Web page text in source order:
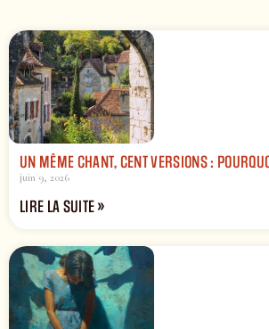
UN MÊME CHANT, CENT VERSIONS :
juin 9, 2026
LIRE LA SUITE »